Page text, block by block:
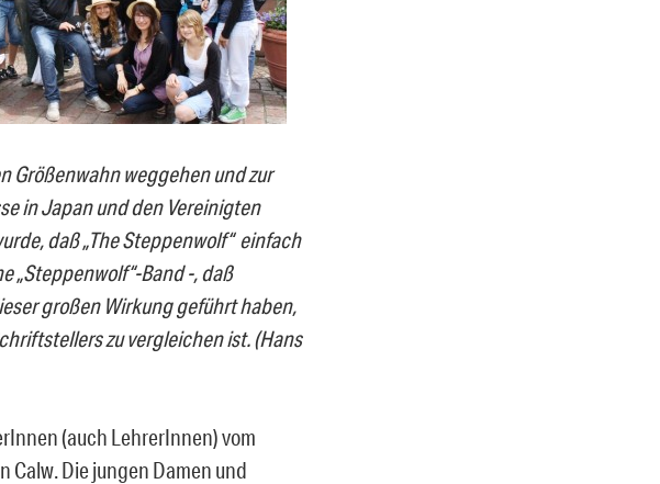
Größenwahn weggehen und zur
in Japan und den Vereinigten
daß „The Steppenwolf“ einfach
„Steppenwolf“-Band -, daß
großen Wirkung geführt haben,
zu vergleichen ist. (Hans
(auch LehrerInnen) vom
Calw. Die jungen Damen und